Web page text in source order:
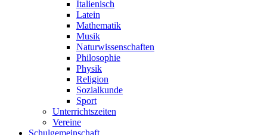
Italienisch
Latein
Mathematik
Musik
Naturwissenschaften
Philosophie
Physik
Religion
Sozialkunde
Sport
Unterrichtszeiten
Vereine
Schulgemeinschaft